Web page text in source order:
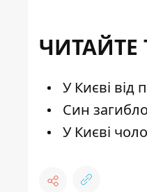
ЧИТАЙТЕ
У Києві від
Син
У Києві